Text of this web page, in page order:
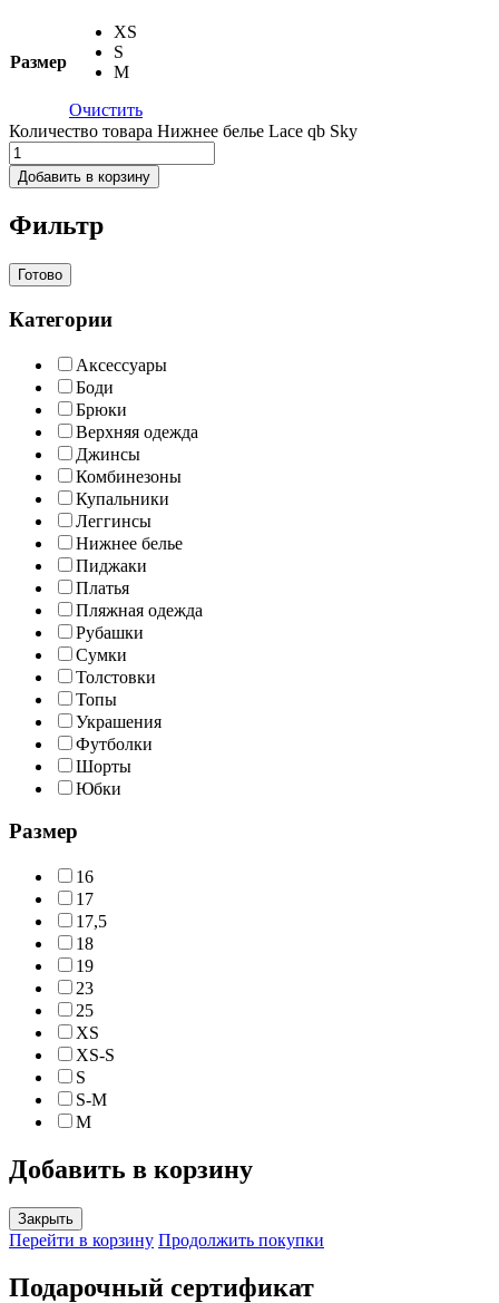
Размер
XS
S
M
Очистить
Количество товара Нижнее белье Lace qb Sky
Добавить в корзину
Фильтр
Готово
Категории
Аксессуары
Боди
Брюки
Верхняя одежда
Джинсы
Комбинезоны
Купальники
Леггинсы
Нижнее белье
Пиджаки
Платья
Пляжная одежда
Рубашки
Сумки
Толстовки
Топы
Украшения
Футболки
Шорты
Юбки
Размер
16
17
17,5
18
19
23
25
XS
XS-S
S
S-M
M
Добавить в корзину
Закрыть
Перейти в корзину Продолжить покупки
Подарочный сертификат